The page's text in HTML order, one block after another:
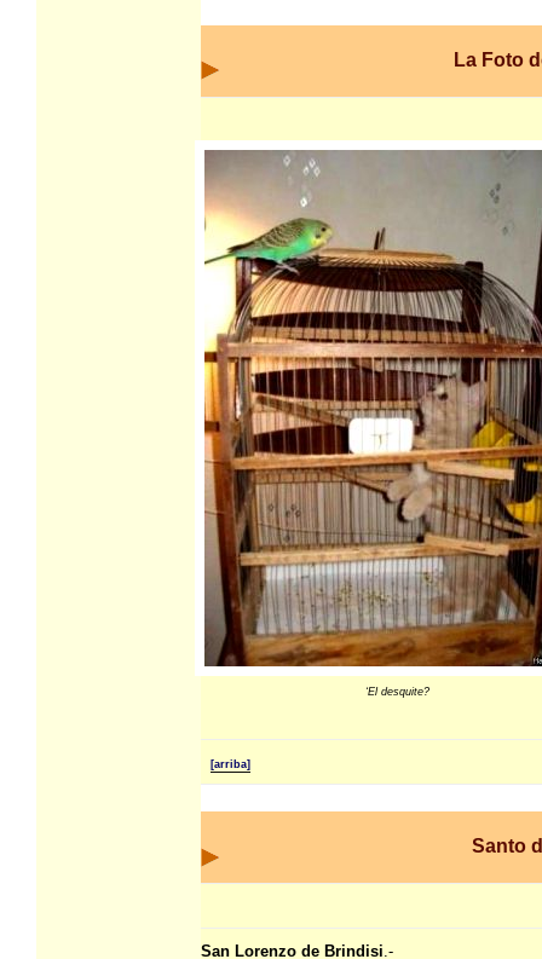
La Foto
‘El desquite?
[arriba]
Santo
San Lorenzo de Brindisi.-